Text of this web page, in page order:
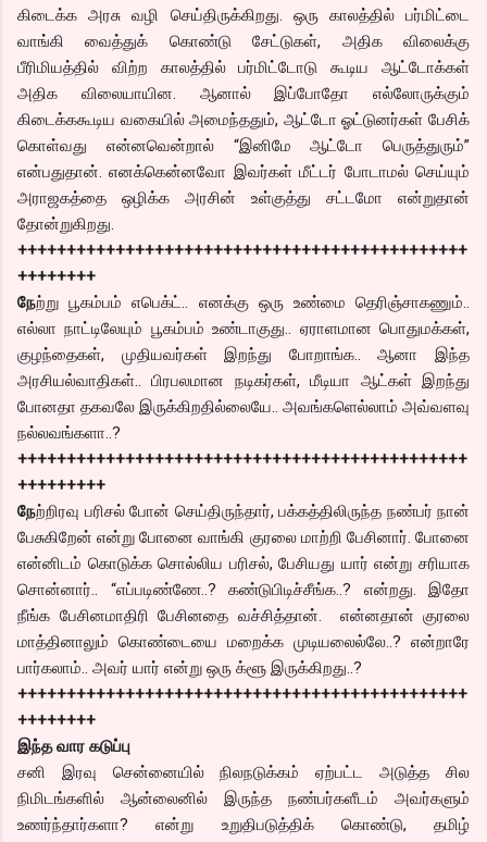
கிடைக்க அரசு வழி செய்திருக்கிறது. ஒரு காலத்தில் பர்மிட்டை
வாங்கி வைத்துக் கொண்டு சேட்டுகள், அதிக விலைக்கு
பீரிமியத்தில் விற்ற காலத்தில் பர்மிட்டோடு கூடிய ஆட்டோக்கள்
அதிக விலையாயின. ஆனால் இப்போதோ எல்லோருக்கும்
கிடைக்ககூடிய வகையில் அமைந்ததும், ஆட்டோ ஓட்டுனர்கள் பேசிக்
கொள்வது என்னவென்றால் “இனிமே ஆட்டோ பெருத்துரும்”
என்பதுதான். எனக்கென்னவோ இவர்கள் மீட்டர் போடாமல் செய்யும்
அராஜகத்தை ஒழிக்க அரசின் உள்குத்து சட்டமோ என்றுதான்
தோன்றுகிறது.
++++++++++++++++++++++++++++++++++++++++++++++
++++++++
நேற்று பூகம்பம் எபெக்ட்.. எனக்கு ஒரு உண்மை தெரிஞ்சாகணும்..
எல்லா நாட்டிலேயும் பூகம்பம் உண்டாகுது.. ஏராளமான பொதுமக்கள்,
குழந்தைகள், முதியவர்கள் இறந்து போறாங்க.. ஆனா இந்த
அரசியல்வாதிகள்.. பிரபலமான நடிகர்கள், மீடியா ஆட்கள் இறந்து
போனதா தகவலே இருக்கிறதில்லையே.. அவங்களெல்லாம் அவ்வளவு
நல்லவங்களா..?
++++++++++++++++++++++++++++++++++++++++++++++
+++++++++
நேற்றிரவு பரிசல் போன் செய்திருந்தார், பக்கத்திலிருந்த நண்பர் நான்
பேசுகிறேன் என்று போனை வாங்கி குரலை மாற்றி பேசினார். போனை
என்னிடம் கொடுக்க சொல்லிய பரிசல், பேசியது யார் என்று சரியாக
சொன்னார்.. “எப்படிண்ணே..? கண்டுபிடிச்சீங்க..? என்றது. இதோ
நீங்க பேசினமாதிரி பேசினதை வச்சித்தான். என்னதான் குரலை
மாத்தினாலும் கொண்டையை மறைக்க முடியலைல்லே..? என்றாரே
பார்கலாம்.. அவர் யார் என்று ஒரு க்ளூ இருக்கிறது..?
++++++++++++++++++++++++++++++++++++++++++++++
++++++++
இந்த வார கடுப்பு
சனி இரவு சென்னையில் நிலநடுக்கம் ஏற்பட்ட அடுத்த சில
நிமிடங்களில் ஆன்லைனில் இருந்த நண்பர்களீடம் அவர்களும்
உணர்ந்தார்களா? என்று உறுதிபடுத்திக் கொண்டு, தமிழ்